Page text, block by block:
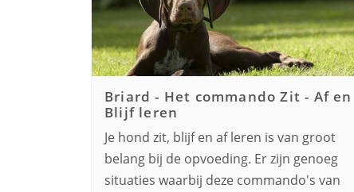
Briard - Het commando Zit - Af en
Blijf leren
Je hond zit, blijf en af leren is van groot
belang bij de opvoeding. Er zijn genoeg
situaties waarbij deze commando's van